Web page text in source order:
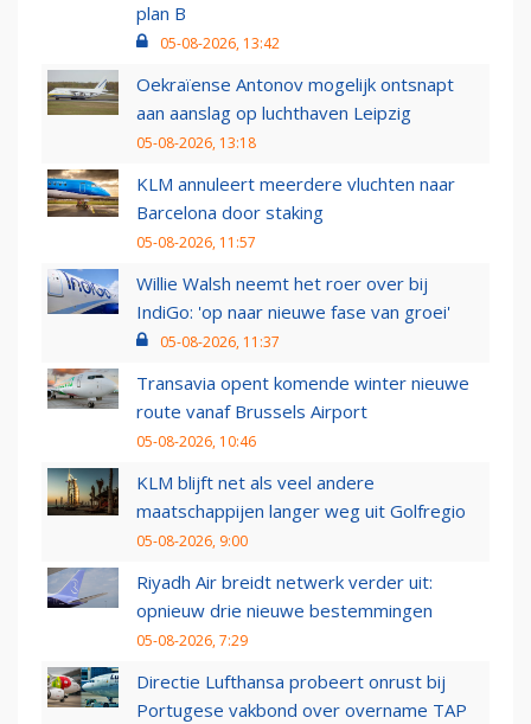
plan B
05-08-2026, 13:42
Oekraïense Antonov mogelijk ontsnapt
aan aanslag op luchthaven Leipzig
05-08-2026, 13:18
KLM annuleert meerdere vluchten naar
Barcelona door staking
05-08-2026, 11:57
Willie Walsh neemt het roer over bij
IndiGo: 'op naar nieuwe fase van groei'
05-08-2026, 11:37
Transavia opent komende winter nieuwe
route vanaf Brussels Airport
05-08-2026, 10:46
KLM blijft net als veel andere
maatschappijen langer weg uit Golfregio
05-08-2026, 9:00
Riyadh Air breidt netwerk verder uit:
opnieuw drie nieuwe bestemmingen
05-08-2026, 7:29
Directie Lufthansa probeert onrust bij
Portugese vakbond over overname TAP